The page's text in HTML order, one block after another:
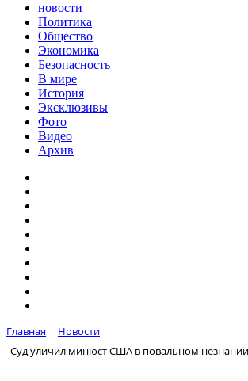
новости
Политика
Общество
Экономика
Безопасность
В мире
История
Эксклюзивы
Фото
Видео
Архив
Главная
Новости
Суд уличил минюст США в повальном